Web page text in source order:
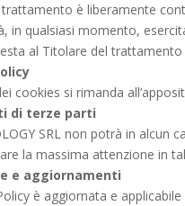
è liberamente
in qualsiasi momento,
al Titolare del
cookies si rimanda
di terze parti
SRL non potrà in alcun
la massima attenzione in
e aggiornamenti
è aggiornata e